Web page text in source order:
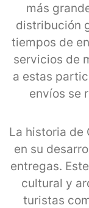
más
distribución
tiempos de
servicios de
a estas
envíos se
La historia de
en su
entregas.
cultural y
turistas